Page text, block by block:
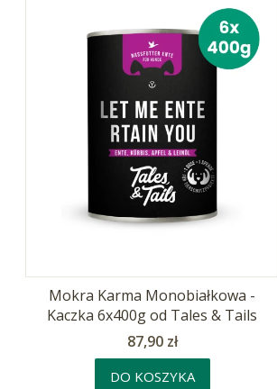
Mokra Karma Monobiałkowa -
Kaczka 6x400g od Tales & Tails
Cena
87,90 zł
DO KOSZYKA